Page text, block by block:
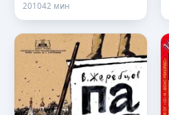
201042 мин